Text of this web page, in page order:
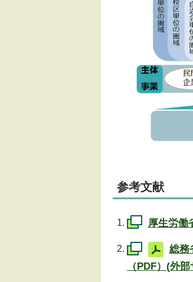
参考文献
厚生労働
総務
（PDF）(外